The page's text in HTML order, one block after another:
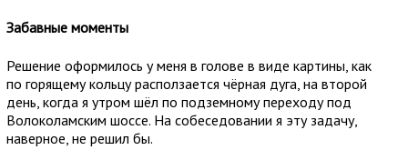
Забавные моменты
Решение оформилось у меня в голове в виде картины, как
по горящему кольцу расползается чёрная дуга, на второй
день, когда я утром шёл по подземному переходу под
Волоколамским шоссе. На собеседовании я эту задачу,
наверное, не решил бы.